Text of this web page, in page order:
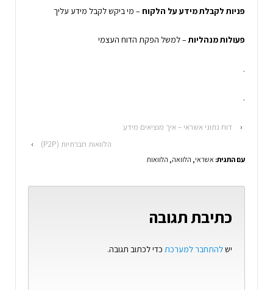
פניות לקבלת מידע על הלקוח – מי ביקש לקבל מידע עליך
פעולות מנהליות– למשל הפקת הדוח העצמי
.
.
‹
דוח נתוני אשראי – איך מוציאים מידע
הלוואות חברתיות (P2P)
›
עם התגית: אשראי, הלוואה, הלוואות
כתיבת תגובה
ישלהתחבר למערכת כדי לכתוב תגובה.